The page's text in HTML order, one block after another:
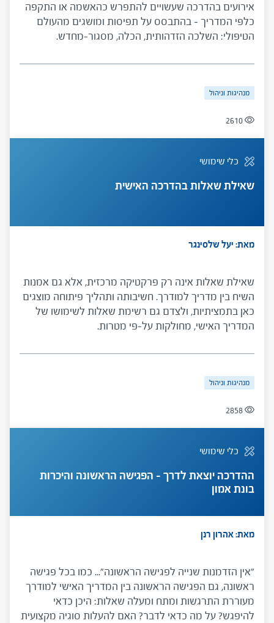
אירועים בהדרכה שעשויים להתפרש כהאשמה או התקפה
כלפי המדריך – בהתבסס על תפיסות ומושגים מהעולם
הטיפולי: השלכה הזדהותית, הכלה, מסגור-מחדש.
ההבנה ושלב ההתערבות. בשלב ההבנה המדריך מונחה
המסר הסמוי בדבריו. בשלב ההתערבות המדריך ישתמש
למודרך זוית ראיה חדשה שתסייע לו להתמודד עם הקשיים
ולצמוח מתוכם.
מנהיגות וניהול
2610
כלי שימושי
שאילת שאלות בהדרכה האישית
מאת: יעל שלסינגר
שאילת שאלות אינה רק פרקטיקה מרכזית, אלא גם אמנות
השיח בין מדריך למודרך. חשיבותה ותהליך פיתוחה מוצגים
כאן בתמציתיות, ולצדם גם רשימת שאלות לשימושו של
המדריך האישי, מחולקות על-פי מטרות.
מנהיגות וניהול
2858
כלי שימושי
ההדרכה יוצאת לדרך – הפגישה הראשונה והיכרות
בונת אמון
מאת: אהרון רנן
"אין הזדמנות שנייה לפגישה הראשונה"... כמו בכל פגישה
ראשונה, גם הפגישה הראשונה בין המדריך האישי למודרך
מעוררת התרגשות ומתח ומעלה שאלות: היכן כדאי
להיפגש? על מה כדאי לדבר? האם להעלות סוגיה מקצועית